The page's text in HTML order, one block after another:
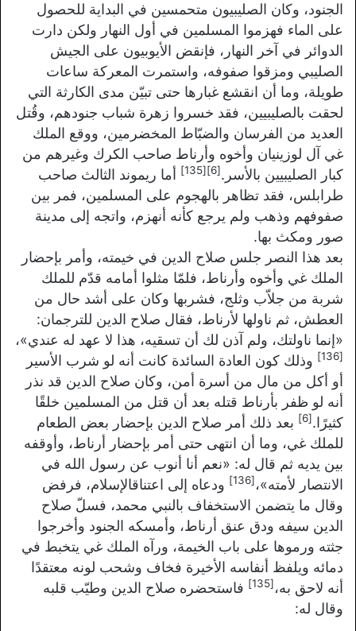
الجنود، وكان الصليبيون متحمسين في البداية للحصول
على الماء فهزموا المسلمين في أول النهار ولكن دارت
الدوائر في آخر النهار، فإنقض الأيوبيون على الجيش
الصليبي ومزقوا صفوفه، واستمرت المعركة ساعات
طويلة، وما أن انقشع غبارها حتى تبيّن مدى الكارثة التي
لحقت بالصليبيين، فقد خسروا زهرة شباب جنودهم، وقُتل
العديد من الفرسان والضبّاط المخضرمين، ووقع الملك
غي آل لوزينيان وأخوه وأرناط صاحب الكرك وغيرهم من
كبار الصليبيين بالأسر.[6]
[135]
أما ريموند الثالث صاحب
طرابلس، فقد تظاهر بالهجوم على المسلمين، فمر بين
صفوفهم وذهب ولم يرجع كأنه أنهزم، واتجه إلى مدينة
صور ومكث بها.
بعد هذا النصر جلس صلاح الدين في خيمته، وأمر بإحضار
الملك غي وأخوه وأرناط، فلمّا مثلوا أمامه قدّم للملك
شربة من جلاّب وثلج، فشربها وكان على أشد حال من
العطش، ثم ناولها لأرناط، فقال صلاح الدين للترجمان:
«إنما ناولتك، ولم آذن لك أن تسقيه، هذا لا عهد له عندي»،
[136]
وذلك كون العادة السائدة كانت أنه لو شرب الأسير
أو أكل من مال من أسرة أمن، وكان صلاح الدين قد نذر
أنه لو ظفر بأرناط قتله بعد أن قتل من المسلمين خلقًا
كثيرًا.[6]
بعد ذلك أمر صلاح الدين بإحضار بعض الطعام
للملك غي، وما أن انتهى حتى أمر بإحضار أرناط، وأوقفه
بين يديه ثم قال له: «نعم أنا أنوب عن رسول الله في
الانتصار لأمته»،[136]
ودعاه إلى اعتناقالإسلام، فرفض
وقال ما يتضمن الاستخفاف بالنبي محمد، فسلّ صلاح
الدين سيفه ودق عنق أرناط، وأمسكه الجنود وأخرجوا
جثته ورموها على باب الخيمة، ورآه الملك غي يتخبط في
دمائه ويلفظ أنفاسه الأخيرة فخاف وشحب لونه معتقدًا
أنه لاحق به،[135]
فاستحضره صلاح الدين وطيّب قلبه
وقال له: